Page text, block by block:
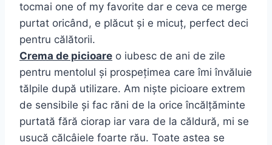
tocmai one of my favorite dar e ceva ce merge
purtat oricând, e plăcut și e micuț, perfect deci
pentru călătorii.
Crema de picioare o iubesc de ani de zile
pentru mentolul și prospețimea care îmi învăluie
tălpile după utilizare. Am niște picioare extrem
de sensibile și fac răni de la orice încălțăminte
purtată fără ciorap iar vara de la căldură, mi se
usucă călcâiele foarte rău. Toate astea se